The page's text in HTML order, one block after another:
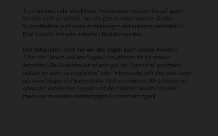
Trotz unseres sehr attraktiven Preisniveaus müssen Sie auf guten
Service nicht verzichten. Bei uns gibt es neben unserer Gratis-
Supporthotline auch einen erstklassigen und kundenorientierten E-
Mail Support mit sehr schnellen Reaktionszeiten.
Das behaupten nicht nur wir, das sagen auch unsere Kunden:
"Über den Service und den Support von internex bin ich absolut
begeistert. Die Erreichbarkeit ist sehr gut, der Support ist qualifiziert,
einfach für jeden zu empfehlen!" oder "internex hat sich über viele Jahre
als zuverlässiger und kompetenter Partner erwiesen. Wir schätzen vor
allem den exzellenten Support und die schnellen Reaktionszeiten."
(zwei von tausenden unabhängigen Kundenmeinungen)